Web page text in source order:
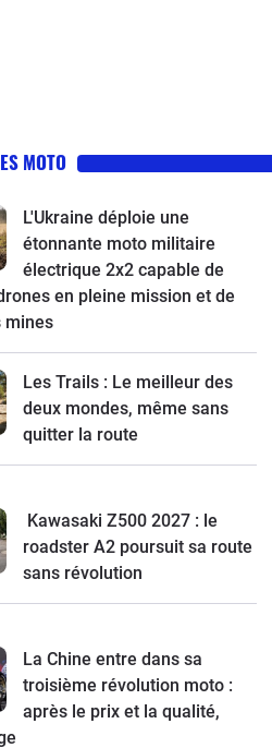
MOTO
L'Ukraine déploie une
étonnante moto militaire
électrique 2x2 capable de
en pleine mission et de
mines
Les Trails : Le meilleur des
deux mondes, même sans
quitter la route
Kawasaki Z500 2027 : le
roadster A2 poursuit sa route
sans révolution
La Chine entre dans sa
troisième révolution moto :
après le prix et la qualité,